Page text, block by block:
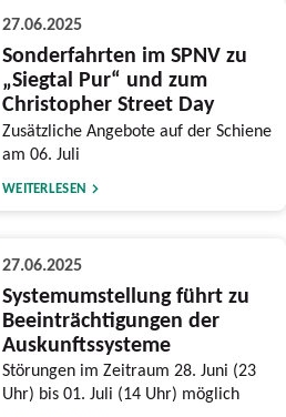
27.06.2025
Sonderfahrten im SPNV zu
„Siegtal Pur“ und zum
Christopher Street Day
Zusätzliche Angebote auf der Schiene
am 06. Juli
WEITERLESEN
27.06.2025
Systemumstellung führt zu
Beeinträchtigungen der
Auskunftssysteme
Störungen im Zeitraum 28. Juni (23
Uhr) bis 01. Juli (14 Uhr) möglich